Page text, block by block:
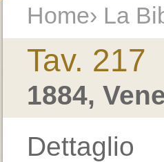
Home› La
Tav. 217
1884,
Dettaglio